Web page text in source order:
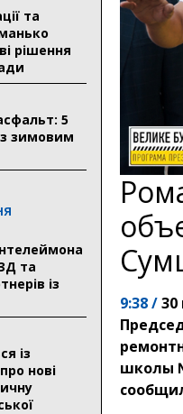
та
рішення
5
зимовим
та
із
із
нові
9:38 /30
школы